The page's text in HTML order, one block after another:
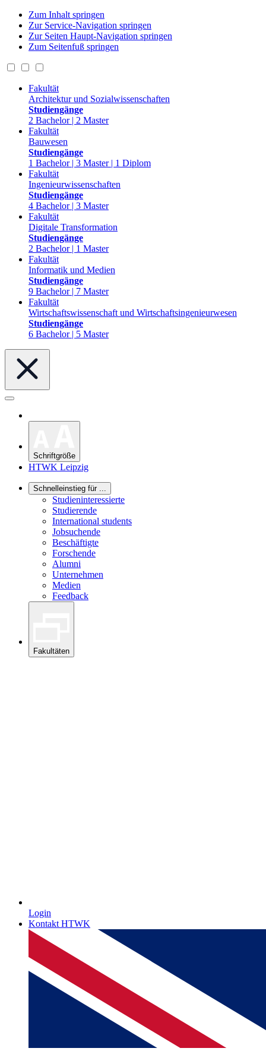
Zum Inhalt springen
Zur Service-Navigation springen
Zur Seiten Haupt-Navigation springen
Zum Seitenfuß springen
Fakultät
Architektur und Sozialwissenschaften
Studiengänge
2 Bachelor | 2 Master
Fakultät
Bauwesen
Studiengänge
1 Bachelor | 3 Master | 1 Diplom
Fakultät
Ingenieurwissenschaften
Studiengänge
4 Bachelor | 3 Master
Fakultät
Digitale Transformation
Studiengänge
2 Bachelor | 1 Master
Fakultät
Informatik und Medien
Studiengänge
9 Bachelor | 7 Master
Fakultät
Wirtschaftswissenschaft und Wirtschaftsingenieurwesen
Studiengänge
6 Bachelor | 5 Master
Schriftgröße
HTWK Leipzig
Schnelleinstieg für ...
Studieninteressierte
Studierende
International students
Jobsuchende
Beschäftigte
Forschende
Alumni
Unternehmen
Medien
Feedback
Fakultäten
Login
Kontakt HTWK